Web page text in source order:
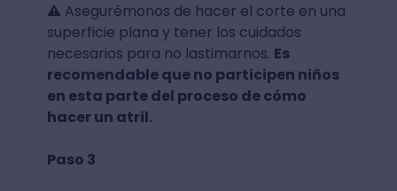
⚠ Asegurémonos de hacer el corte en una
superficie plana y tener los cuidados
necesarios para no lastimarnos. Es
recomendable que no participen niños
en esta parte del proceso de cómo
hacer un atril.
Paso 3